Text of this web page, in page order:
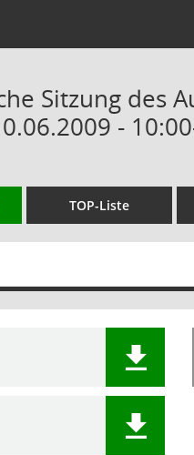
Sitzung des
-
TOP-Liste